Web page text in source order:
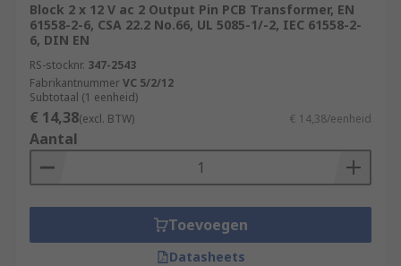
Block 2 x 12 V ac 2 Output Pin PCB Transformer, EN
61558-2-6, CSA 22.2 No.66, UL 5085-1/-2, IEC 61558-2-
6, DIN EN
RS-stocknr. 347-2543
FabrikantnummerVC 5/2/12
Subtotaal (1 eenheid)
€ 14,38(excl. BTW) € 14,38/eenheid
Aantal
Toevoegen
Datasheets